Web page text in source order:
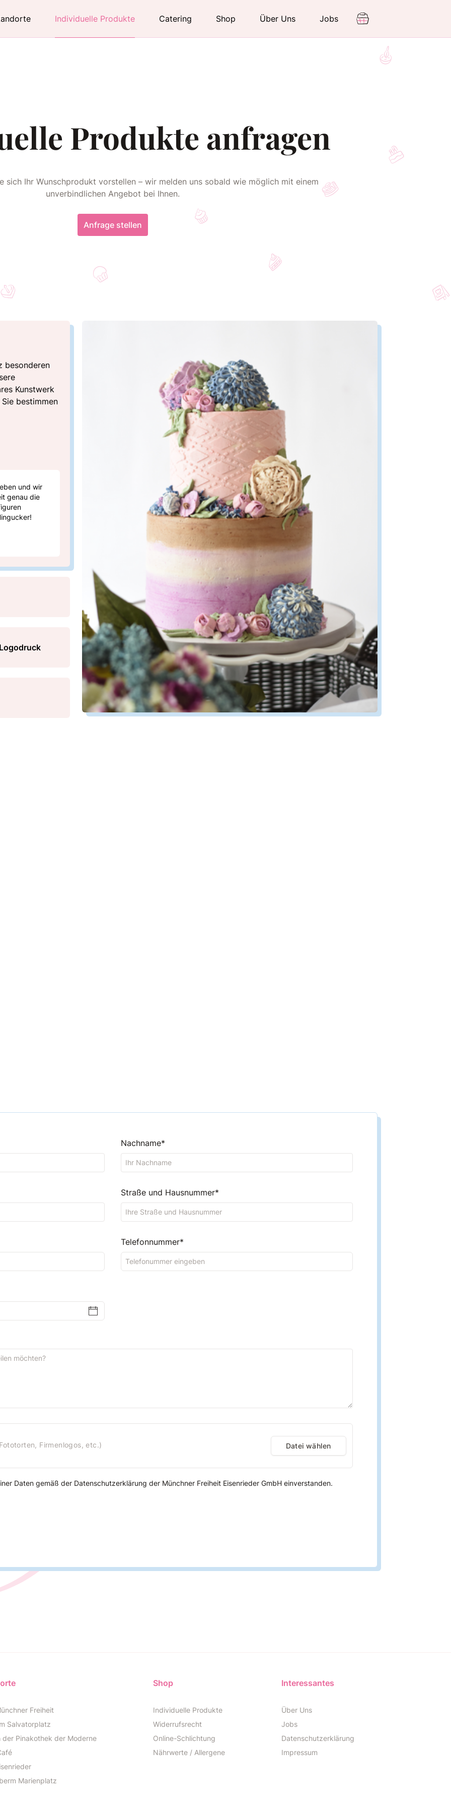
Individuelle Produkte Catering Shop Über Uns Jobs
Produkte anfragen
sich Ihr Wunschprodukt vorstellen – wir melden uns sobald wie möglich mit einem
unverbindlichen Angebot bei Ihnen.
Anfrage stellen
besonderen
Kunstwerk
bestimmen
und wir
genau die
Nachname*
Straße und Hausnummer*
Telefonnummer*
Firmenlogos, etc.) Datei wählen
Daten gemäß der Datenschutzerklärung der Münchner Freiheit Eisenrieder GmbH einverstanden.
Freiheit
Salvatorplatz
der Pinakothek der Moderne
Marienplatz
Shop
Individuelle Produkte
Widerrufsrecht
Online-Schlichtung
Nährwerte / Allergene
Interessantes
Über Uns
Jobs
Datenschutzerklärung
Impressum